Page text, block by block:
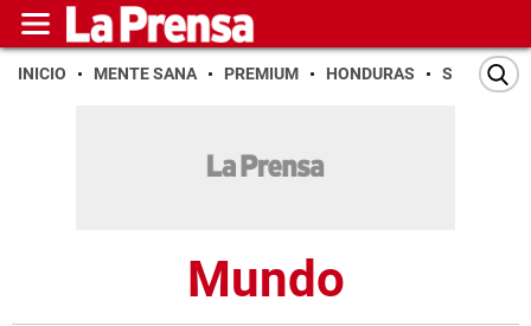
INICIO MENTE SANA PREMIUM HONDURAS SAN PEDRO
Mundo